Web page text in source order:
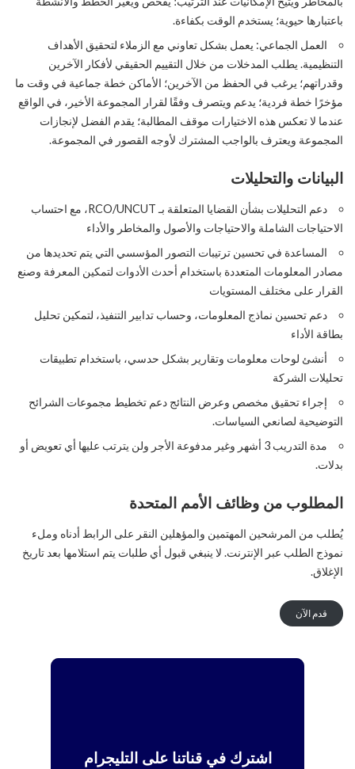
باعتبارها حيوية؛ يستخدم الوقت بكفاءة.
العمل الجماعي: يعمل بشكل تعاوني مع الزملاء لتحقيق الأهداف
التنظيمية. يطلب المدخلات من خلال التقييم الحقيقي لأفكار الآخرين
وقدراتهم؛ يرغب في الحفظ من الآخرين؛ الأماكن خطة جماعية في وقت ما
مؤخرًا خطة فردية؛ يدعم ويتصرف وفقًا لقرار المجموعة الأخير، في الواقع
عندما لا تعكس هذه الاختيارات موقف المطالبة؛ يقدم الفضل لإنجازات
المجموعة ويعترف بالواجب المشترك لأوجه القصور في المجموعة.
البيانات والتحليلات
دعم التحليلات بشأن القضايا المتعلقة بـ RCO/UNCUT، مع احتساب
الاحتياجات الشاملة والاحتياجات والأصول والمخاطر والأداء
المساعدة في تحسين ترتيبات التصور المؤسسي التي يتم تحديدها من
مصادر المعلومات المتعددة باستخدام أحدث الأدوات لتمكين المعرفة وصنع
القرار على مختلف المستويات
دعم تحسين نماذج المعلومات، وحساب تدابير التنفيذ، لتمكين تحليل
بطاقة الأداء
أنشئ لوحات معلومات وتقارير بشكل حدسي، باستخدام تطبيقات
تحليلات الشركة
إجراء تحقيق مخصص وعرض النتائج دعم تخطيط مجموعات الشرائح
التوضيحية لصانعي السياسات.
مدة التدريب 3 أشهر وغير مدفوعة الأجر ولن يترتب عليها أي تعويض أو
بدلات.
المطلوب من وظائف الأمم المتحدة
يُطلب من المرشحين المهتمين والمؤهلين النقر على الرابط أدناه وملء
نموذج الطلب عبر الإنترنت. لا ينبغي قبول أي طلبات يتم استلامها بعد تاريخ
الإغلاق.
قدم الآن
اشترك في قناتنا على التليجرام